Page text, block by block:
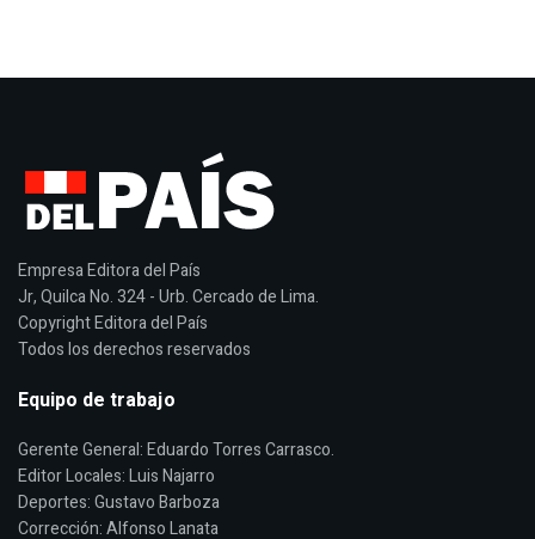
Empresa Editora del País
Jr, Quilca No. 324 - Urb. Cercado de Lima.
Copyright Editora del País
Todos los derechos reservados
Equipo de trabajo
Gerente General: Eduardo Torres Carrasco.
Editor Locales: Luis Najarro
Deportes: Gustavo Barboza
Corrección: Alfonso Lanata